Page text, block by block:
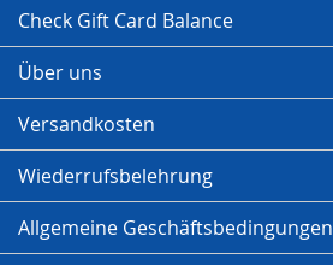
Check Gift Card Balance
Über uns
Versandkosten
Wiederrufsbelehrung
Allgemeine Geschäftsbedingungen